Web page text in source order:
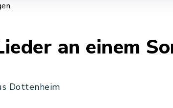
an einem
Dottenheim